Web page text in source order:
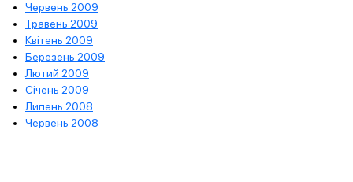
Червень 2009
Травень 2009
Квітень 2009
Березень 2009
Лютий 2009
Січень 2009
Липень 2008
Червень 2008